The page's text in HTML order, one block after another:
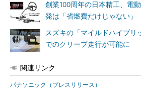
創業100周年の日本精工、電
発は「省燃費だけじゃない」
スズキの「マイルドハイブリ
でのクリープ走行が可能に
関連リンク
パナソニック（プレスリリース）